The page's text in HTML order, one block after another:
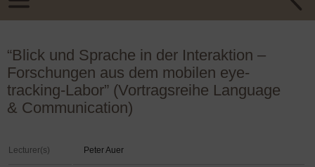
“Blick und Sprache in der Interaktion –
Forschungen aus dem mobilen eye-
tracking-Labor” (Vortragsreihe Language
& Communication)
Lecturer(s) Peter Auer